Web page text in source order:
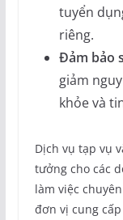
tuyển
riêng.
Đảm bảo
giảm
khỏe và
Dịch vụ tạp vụ
tưởng cho các
làm việc
đơn vị cung